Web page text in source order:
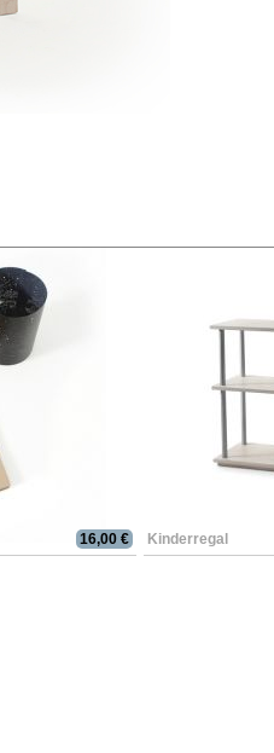
16,00 € Kinderregal